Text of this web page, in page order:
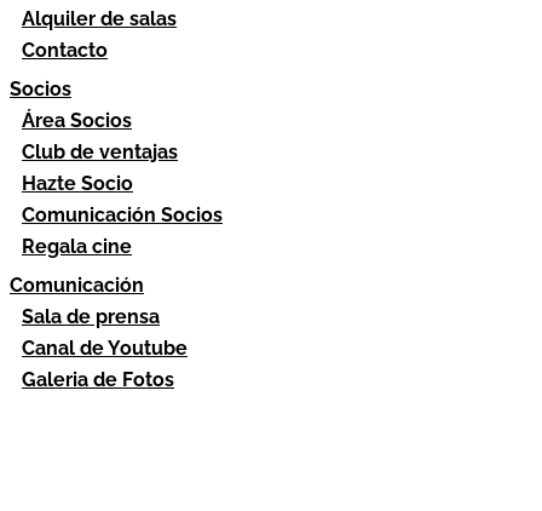
Alquiler de salas
Contacto
Socios
Área Socios
Club de ventajas
Hazte Socio
Comunicación Socios
Regala cine
Comunicación
Sala de prensa
Canal de Youtube
Galeria de Fotos